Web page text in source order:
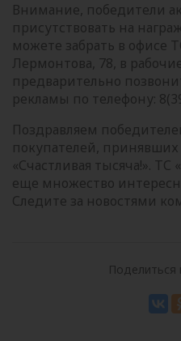
Внимание, победители
присутствовать на
можете забрать в офисе
Лермонтова, 78, в
предварительно
рекламы по телефону:
Поздравляем
покупателей, принявших
«Счастливая тысяча!». ТС
еще множество
Следите за новостями
Поделиться